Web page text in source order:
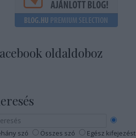
oldaldoboz
szó Összes szó Egész kifejezést